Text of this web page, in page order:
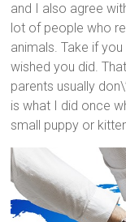
and I also agree
lot of people who
animals. Take if
wished you did.
parents usually
is what I did once
small puppy or